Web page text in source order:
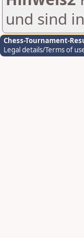
und sind
Chess-Tournament-
Legal details/Terms of